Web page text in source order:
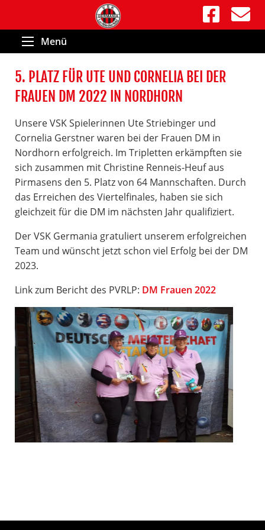
Menü
5. PLATZ FÜR UTE UND CORNELIA BEI DER
FRAUEN DM 2022 IN NORDHORN
Unsere VSK Spielerinnen Ute Striebinger und
Cornelia Gerstner waren bei der Frauen DM in
Nordhorn erfolgreich. Im Tripletten erkämpften sie
sich zusammen mit Christine Renneis-Heuf aus
Pirmasens den 5. Platz von 64 Mannschaften. Durch
das Erreichen des Viertelfinales, haben sie sich
gleichzeit für die DM im nächsten Jahr qualifiziert.
Der VSK Germania gratuliert unserem erfolgreichen
Team und wünscht jetzt schon viel Erfolg bei der DM
2023.
Link zum Bericht des PVRLP: DM Frauen 2022